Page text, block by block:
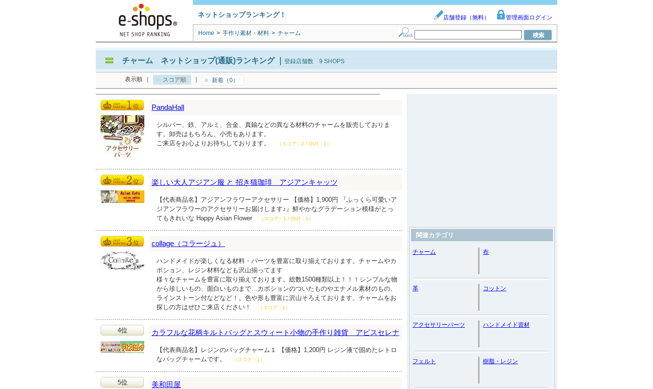
ネットショップランキング！ 店舗登録（無料） 管理画面ログイン
Home > 手作り素材・材料 > チャーム
チャーム ネットショップ(通販)ランキング｜ 登録店舗数 9 SHOPS
表示順 スコア順 新着（0）
PandaHall
シルバー、鉄、アルミ、合金、真鍮などの異なる材料のチャームを販売しておりま
す。卸売はもちろん、小売もあります。
ご来店をお心よりお待ちしております。
（スコア：2 / OUT：1）
楽しい大人アジアン服 と 招き猫珈琲 アジアンキャッツ
【代表商品名】アジアンフラワーアクセサリー 【価格】1,900円 『ふっくら可愛いア
ジアンフラワーのアクセサリーお届けします♪』鮮やかなグラデーション模様がとっ
てもきれいな Happy Asian Flower
（スコア：1 / OUT：1）
collage（コラージュ）
ハンドメイドが楽しくなる材料・パーツを豊富に取り揃えております。チャームやカ
ボション、レジン材料なども沢山揃ってます
様々なチャームを豊富に取り揃えております。総数1500種類以上！！！シンプルな物
から珍しいもの、面白いものまで…カボションのついたものやエナメル素材のもの、
ラインストーン付などなど！。色や形も豊富に沢山そろえております。チャームをお
探しの方はぜひご来店ください！
（スコア：1）
4位 カラフルな花柄キルトバッグとスウィート小物の手作り雑貨 アピスセレナ
【代表商品名】レジンのバッグチャーム１ 【価格】1,200円 レジン液で固めたレトロ
なバッグチャームです。
（スコア：1）
5位 美和田屋
関連カテゴリ
チャーム 布
革 コットン
アクセサリーパーツ ハンドメイド資材
フェルト 樹脂・レジン